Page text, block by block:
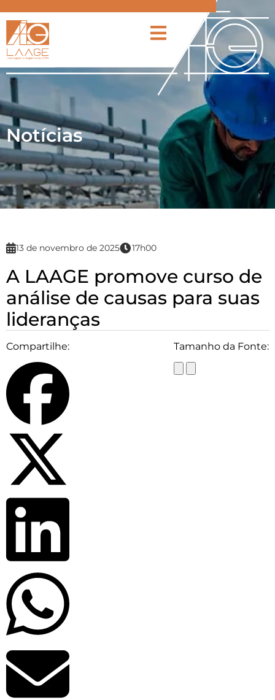
Notícias
13 de novembro de 2025 17h00
A LAAGE promove curso de
análise de causas para suas
lideranças
Compartilhe: Tamanho da Fonte: